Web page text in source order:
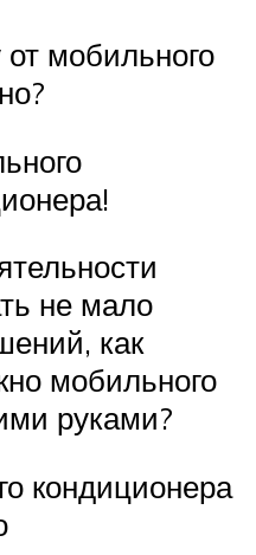
мобильного
не мало
как
мобильного
руками?
кондиционера